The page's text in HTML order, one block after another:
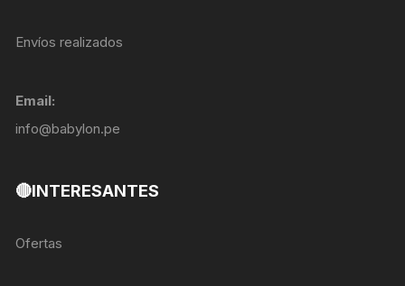
Envíos realizados
Email:
info@babylon.pe
🔴INTERESANTES
Ofertas